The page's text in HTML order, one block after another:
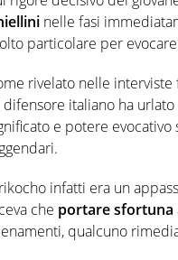
nelle fasi
particolare per
rivelato nelle
difensore italiano ha
e potere evocativo
infatti era un
che portare sfortuna
qualcuno